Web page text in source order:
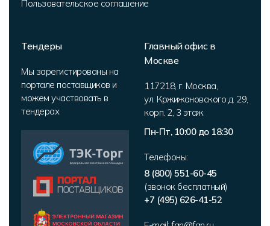
Пользовательское соглашение
Тендеры
Мы зарегистированы на
портале поставщиков и
можем участвовать в
тендерах
Главный офис в
Москве
117218, г. Москва,
ул. Кржижановского д. 29,
корп. 2, 3 этаж
Пн-Пт, 10:00 до 18:30
Телефоны:
8 (800) 551-60-45
(звонок бесплатный)
+7 (495) 626-41-52